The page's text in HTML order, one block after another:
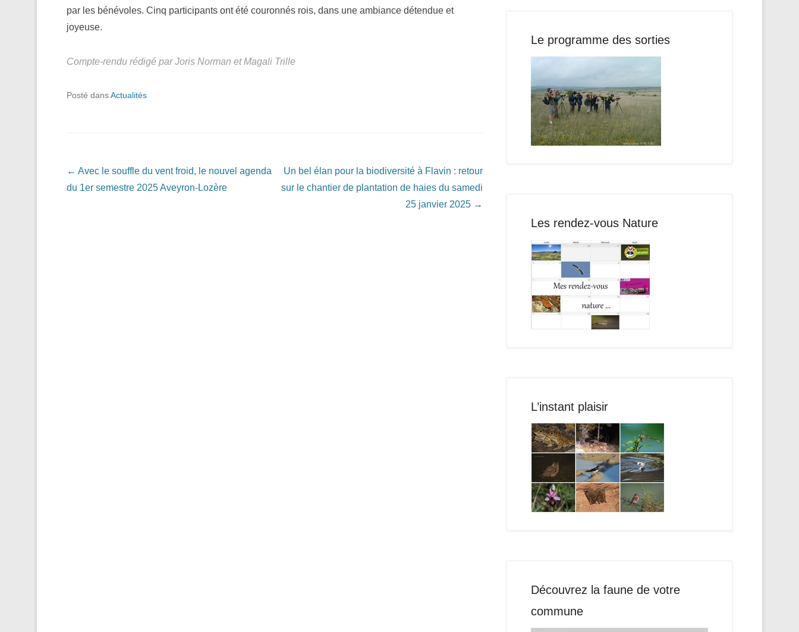
par les bénévoles. Cinq participants ont été couronnés rois, dans une ambiance détendue et
joyeuse.
Compte-rendu rédigé par Joris Norman et Magali Trille
Posté dansActualités
Navigation dans les articles
← Avec le souffle du vent froid, le nouvel agenda
du 1er semestre 2025 Aveyron-Lozère
Un bel élan pour la biodiversité à Flavin : retour
sur le chantier de plantation de haies du samedi
25 janvier 2025 →
Le programme des sorties
Les rendez-vous Nature
L’instant plaisir
Découvrez la faune de votre
commune